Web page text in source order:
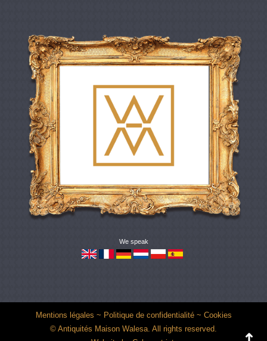
We speak
Mentions légales ~ Politique de confidentialité~ Cookies
© Antiquités Maison Walesa. All rights reserved.